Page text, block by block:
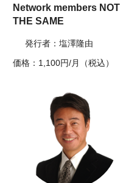
Network members NOT
THE SAME
発行者：塩澤隆由
価格：1,100円/月（税込）